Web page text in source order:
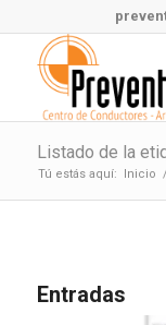
Listado de la
Tú estás aquí: Inicio /
Entradas